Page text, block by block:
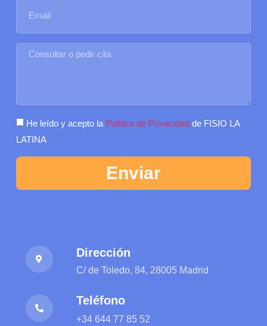
He leído y acepto la Política de Privacidadde FISIO LA
LATINA
Enviar
Dirección
C/ de Toledo, 84, 28005 Madrid
Teléfono
+34 644 77 85 52